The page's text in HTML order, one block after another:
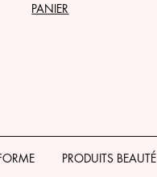
PANIER
PRODUITS BEAUTÉ